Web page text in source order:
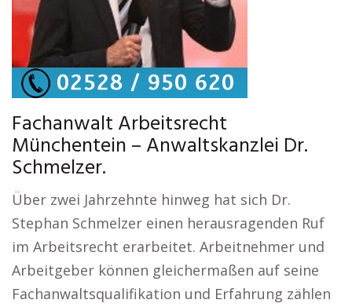
Fachanwalt Arbeitsrecht
Münchentein – Anwaltskanzlei Dr.
Schmelzer.
Über zwei Jahrzehnte hinweg hat sich Dr.
Stephan Schmelzer einen herausragenden Ruf
im Arbeitsrecht erarbeitet. Arbeitnehmer und
Arbeitgeber können gleichermaßen auf seine
Fachanwaltsqualifikation und Erfahrung zählen